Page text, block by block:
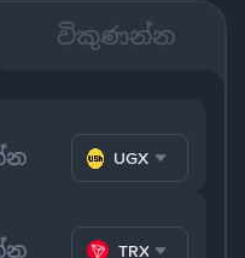
විකුණන්න
UGX
TRX